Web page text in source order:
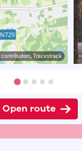
Tracestrack
Open route